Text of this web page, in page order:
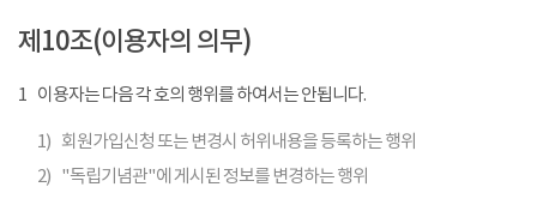
제10조(이용자의 의무)
1 이용자는 다음 각 호의 행위를 하여서는 안됩니다.
1) 회원가입신청 또는 변경시 허위내용을 등록하는 행위
2) "독립기념관"에 게시된 정보를 변경하는 행위